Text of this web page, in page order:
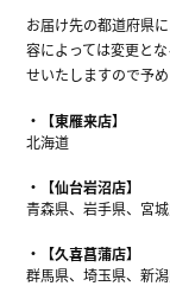
お届け先の都道府県
容によっては変更と
せいたしますので予め
【東雁来店】
北海道
【仙台岩沼店】
青森県、岩手県、宮
【久喜菖蒲店】
群馬県、埼玉県、新